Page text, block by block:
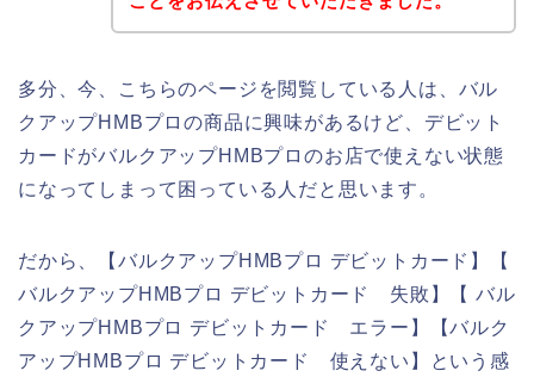
多分、今、こちらのページを閲覧している人は、バル
クアップHMBプロの商品に興味があるけど、デビット
カードがバルクアップHMBプロのお店で使えない状態
になってしまって困っている人だと思います。
だから、【バルクアップHMBプロ デビットカード】【
バルクアップHMBプロ デビットカード 失敗】【 バル
クアップHMBプロ デビットカード エラー】【バルク
アップHMBプロ デビットカード 使えない】という感